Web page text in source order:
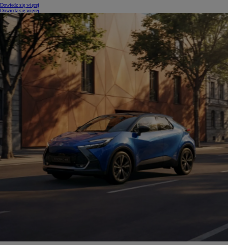
Dowiedz się więcej
Dowiedz się więcej